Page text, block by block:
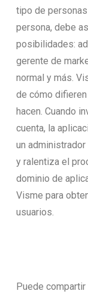
tipo de
persona, debe
posibilidades:
gerente de
normal y más.
de cómo
hacen. Cuando
cuenta, la
un
y ralentiza el
dominio de
Visme para
usuarios.
Puede compartir